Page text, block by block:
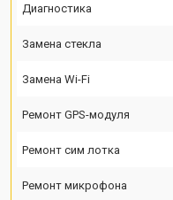
Диагностика
Замена стекла
Замена Wi-Fi
Ремонт GPS-модуля
Ремонт сим лотка
Ремонт микрофона